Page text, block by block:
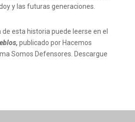
y las futuras generaciones.
de esta historia puede leerse en el
publicado por Hacemos
Somos Defensores. Descargue